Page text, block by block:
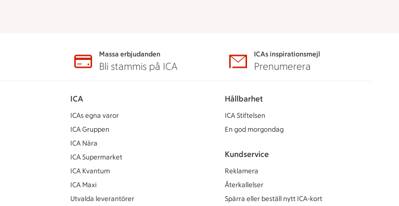
Massa erbjudanden
Bli stammis på ICA
ICAs inspirationsmejl
Prenumerera
ICA
ICAs egna varor
ICA Gruppen
ICA Nära
ICA Supermarket
ICA Kvantum
ICA Maxi
Utvalda leverantörer
Hållbarhet
ICA Stiftelsen
En god morgondag
Kundservice
Reklamera
Återkallelser
Spärra eller beställ nytt ICA-kort